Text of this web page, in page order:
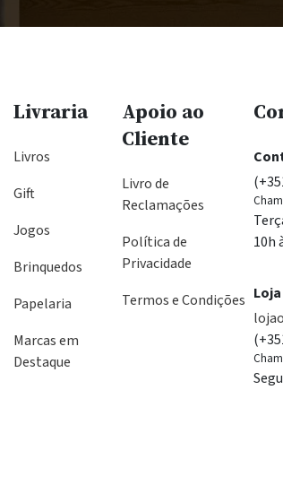
Livraria
Livros
Gift
Jogos
Brinquedos
Papelaria
Marcas em
Destaque
Apoio ao
Cliente
Livro de
Reclamações
Política de
Privacidade
Termos e Condições
10h